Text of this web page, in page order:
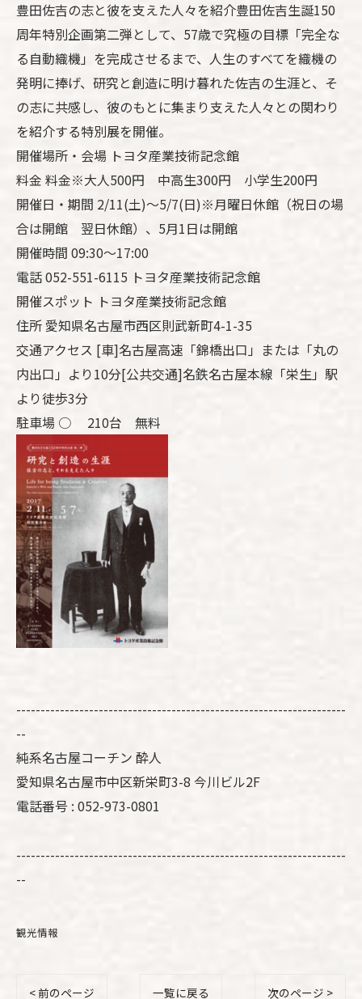
豊田佐吉の志と彼を支えた人々を紹介豊田佐吉生誕150
周年特別企画第二弾として、57歳で究極の目標「完全な
る自動織機」を完成させるまで、人生のすべてを織機の
発明に捧げ、研究と創造に明け暮れた佐吉の生涯と、そ
の志に共感し、彼のもとに集まり支えた人々との関わり
を紹介する特別展を開催。
開催場所・会場 トヨタ産業技術記念館
料金 料金※大人500円 中高生300円 小学生200円
開催日・期間 2/11(土)～5/7(日)※月曜日休館（祝日の場
合は開館 翌日休館）、5月1日は開館
開催時間 09:30～17:00
電話 052-551-6115 トヨタ産業技術記念館
開催スポット トヨタ産業技術記念館
住所 愛知県名古屋市西区則武新町4-1-35
交通アクセス [車]名古屋高速「錦橋出口」または「丸の
内出口」より10分[公共交通]名鉄名古屋本線「栄生」駅
より徒歩3分
駐車場 ○ 210台 無料
--------------------------------------------------------------------
--
純系名古屋コーチン 酔人
愛知県名古屋市中区新栄町3-8 今川ビル2F
電話番号 : 052-973-0801
--------------------------------------------------------------------
--
観光情報
< 前のページ 一覧に戻る 次のページ >